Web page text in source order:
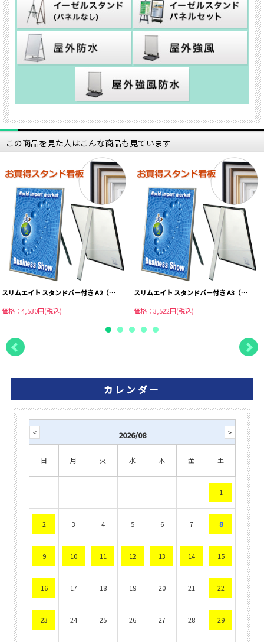
この商品を見た人はこんな商品も見ています
スリムエイト スタンドバー付き A2（…
価格：4,530円(税込)
スリムエイト スタンドバー付き A3（…
価格：3,522円(税込)
カレンダー